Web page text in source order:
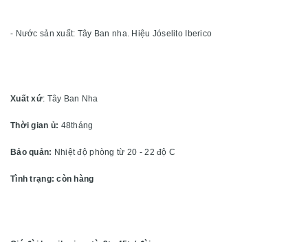
- Nước sản xuất: Tây Ban nha. Hiệu Jóselito Iberico
Xuất xứ: Tây Ban Nha
Thời gian ủ: 48tháng
Bảo quản: Nhiệt độ phòng từ 20 - 22 độ C
Tình trạng: còn hàng